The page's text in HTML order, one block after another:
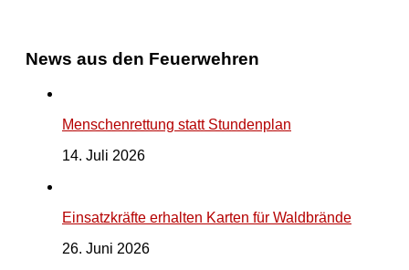
News aus den Feuerwehren
Menschenrettung statt Stundenplan
14. Juli 2026
Einsatzkräfte erhalten Karten für Waldbrände
26. Juni 2026